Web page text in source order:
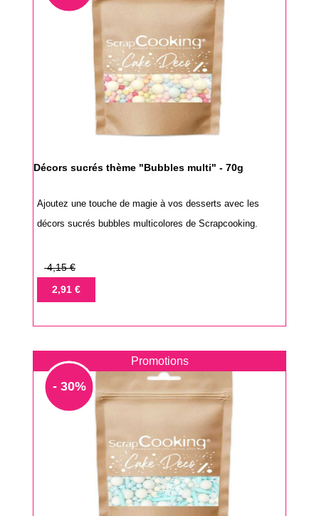
Décors sucrés thème "Bubbles multi" - 70g
Ajoutez une touche de magie à vos desserts avec les
décors sucrés bubbles multicolores de Scrapcooking.
Prix
base
4,15 €
Prix2,91 €
Promotions
- 30%